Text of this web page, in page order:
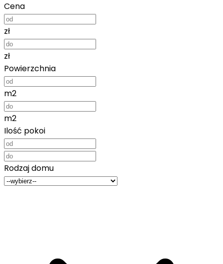
Cena
zł
zł
Powierzchnia
m2
m2
Ilość pokoi
Rodzaj domu